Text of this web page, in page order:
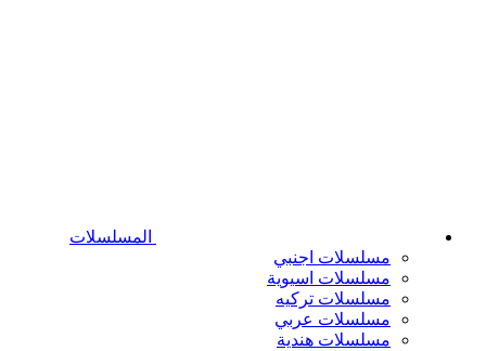
المسلسلات
مسلسلات اجنبي
مسلسلات اسيوية
مسلسلات تركيه
مسلسلات عربي
مسلسلات هندية